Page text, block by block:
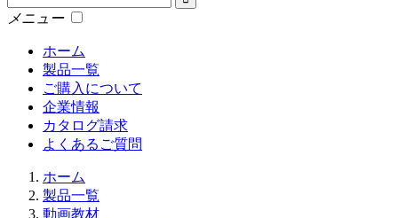
メニュー
ホーム
製品一覧
ご購入について
企業情報
カタログ請求
よくあるご質問
ホーム
製品一覧
動画教材